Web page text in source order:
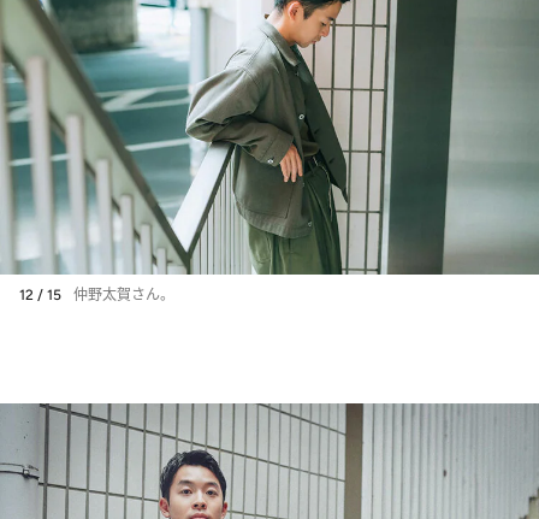
12 / 15 仲野太賀さん。